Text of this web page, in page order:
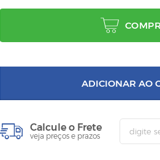
ADICIONAR AO
Calcule o Frete
veja preços e prazos